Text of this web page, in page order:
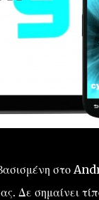
στο
Δε σημαίνει